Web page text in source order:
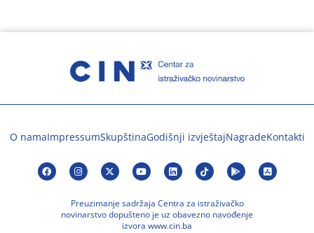
O namaImpressumSkupštinaGodišnji izvještajNagradeKontakti
Preuzimanje sadržaja Centra za istraživačko
novinarstvo dopušteno je uz obavezno navođenje
izvora www.cin.ba